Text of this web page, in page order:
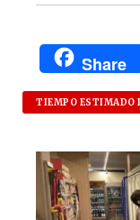
Share
TIEMPO ESTIMADO